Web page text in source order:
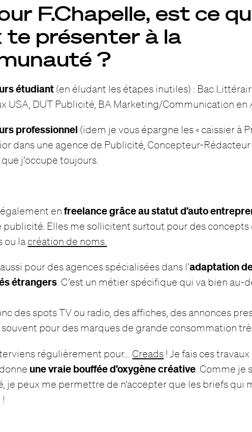
F.Chapelle, est ce
te présenter à la
?
étudiant (en éludant les étapes inutiles) : Bac
USA, DUT Publicité, BA Marketing/Communication en
professionnel (idem je vous épargne les « caissier à
dans une agence de Publicité, Concepteur-
j’occupe toujours.
enfreelance grâce au statut d’auto
publicité. Elles me sollicitent surtout pour des concepts
ou la création de noms.
pour des agences spécialisées dans l’adaptation
étrangers . C’est un métier spécifique qui va bien au-
des spots TV ou radio, des affiches, des annonces
souvent pour des marques de grande consommation
régulièrement pour… Creads ! Je fais ces
une vraie bouffée d’oxygène créative . Comme je
je peux me permettre de n’accepter que les briefs qui